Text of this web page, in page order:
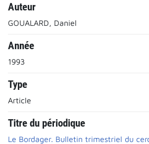
Auteur
GOUALARD, Daniel
Année
1993
Type
Article
Titre du périodique
Le Bordager. Bulletin trimestriel du